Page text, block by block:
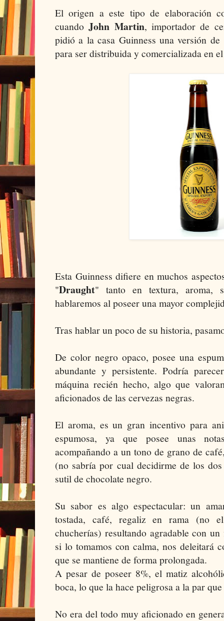
El origen a este tipo de elaboración
cuandoJohn Martin, importador de
pidió a la casa Guinness una versión de
para ser distribuida y comercializada en
Esta Guinness difiere en muchos
"Draught" tanto en textura, aroma,
hablaremos al poseer una mayor
Tras hablar un poco de su historia,
De color negro opaco, posee una
abundante y persistente. Podría
máquina recién hecho, algo que
aficionados de las cervezas negras.
El aroma, es un gran incentivo para
espumosa, ya que posee unas
acompañando a un tono de grano de
(no sabría por cual decidirme de los
sutil de chocolate negro.
Su sabor es algo espectacular: un
tostada, café, regaliz en rama (no
chucherías) resultando agradable con
si lo tomamos con calma, nos deleitará
que se mantiene de forma prolongada.
A pesar de poseer 8%, el matiz
boca, lo que la hace peligrosa a la par
No era del todo muy aficionado en